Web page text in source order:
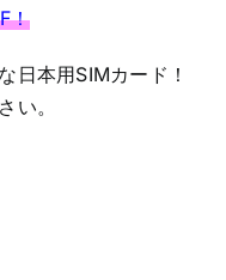
！
日本用SIMカード！
い。